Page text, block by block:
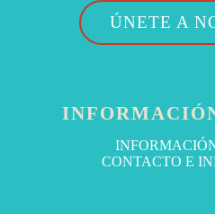
ÚNETE A
CONTACTO E